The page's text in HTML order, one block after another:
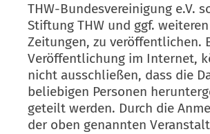
THW-Bundesvereinigung e.V.
Stiftung THW und ggf.
Zeitungen, zu veröffentlichen.
Veröffentlichung im Internet,
nicht ausschließen, dass die
beliebigen Personen
geteilt werden. Durch die
der oben genannten